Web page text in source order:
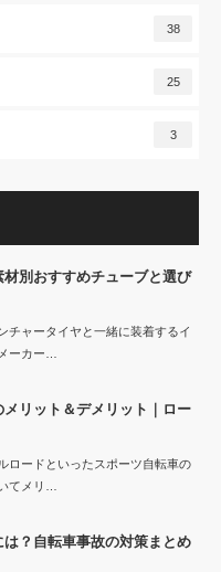
38
25
3
材別おすすめチューブと選び
チャータイヤと一緒に装着するイ
ーカー…
リット＆デメリット｜ロー
ロードといったスポーツ自転車の
てメリ…
？自転車事故の対策まとめ